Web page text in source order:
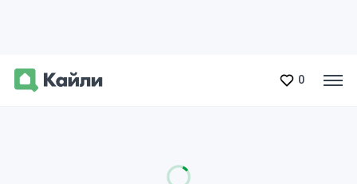
0